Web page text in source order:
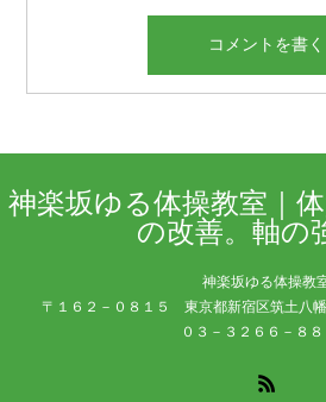
神楽坂ゆる体操教室｜
の改善。軸の
神楽坂ゆる体操教
〒１６２－０８１５ 東京都新宿区筑土八
０３－３２６６－８８